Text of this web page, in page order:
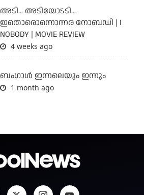
അടി... അടിയോടടി...
ഇതൊരൊന്നൊന്നര നോബഡി | I
NOBODY | MOVIE REVIEW
4 weeks ago
ബംഗാള്‍ ഇന്നലെയും ഇന്നും
1 month ago